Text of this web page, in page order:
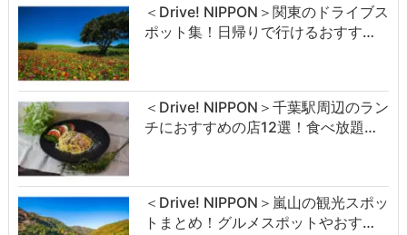
＜Drive! NIPPON＞関東のドライブス
ポット集！日帰りで行けるおすす…
＜Drive! NIPPON＞千葉駅周辺のラン
チにおすすめの店12選！食べ放題…
＜Drive! NIPPON＞嵐山の観光スポッ
トまとめ！グルメスポットやおす…